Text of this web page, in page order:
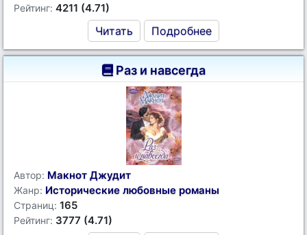
Рейтинг: 4211 (4.71)
Читать Подробнее
Раз и навсегда
Автор: Макнот Джудит
Жанр: Исторические любовные романы
Страниц: 165
Рейтинг: 3777 (4.71)